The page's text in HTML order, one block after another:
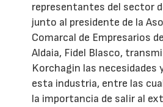
representantes del sector
junto al presidente de la
Comarcal de Empresarios
Aldaia, Fidel Blasco,
Korchagin las necesidades
esta industria, entre las
la importancia de salir al